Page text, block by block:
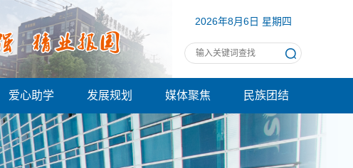
2026年8月6日 星期四
爱心助学 发展规划 媒体聚焦 民族团结